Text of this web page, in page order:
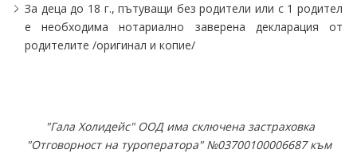
За деца до 18 г., пътуващи без родители или с 1 родител
е необходима нотариално заверена декларация от
родителите /оригинал и копие/
"Гала Холидейс" ООД има сключена застраховка
"Отговорност на туроператора" №03700100006687 към